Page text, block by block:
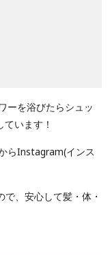
ーを浴びたらシュッ
います！
らInstagram(インス
、安心して髪・体・